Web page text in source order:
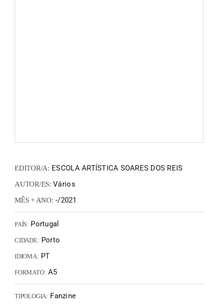
EDITOR/A: ESCOLA ARTÍSTICA SOARES DOS REIS
AUTOR/ES: Vários
MÊS + ANO: -/2021
PAÍS: Portugal
CIDADE: Porto
IDIOMA: PT
FORMATO: A5
TIPOLOGIA: Fanzine